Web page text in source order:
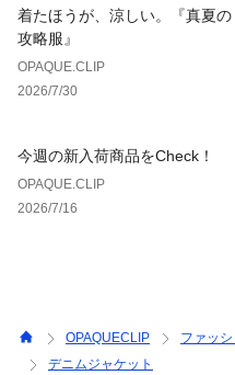
着たほうが、涼しい。『真夏の
攻略服』
OPAQUE.CLIP
2026/7/30
今週の新入荷商品をCheck！
OPAQUE.CLIP
2026/7/16
OPAQUECLIP ファッ
デニムジャケット